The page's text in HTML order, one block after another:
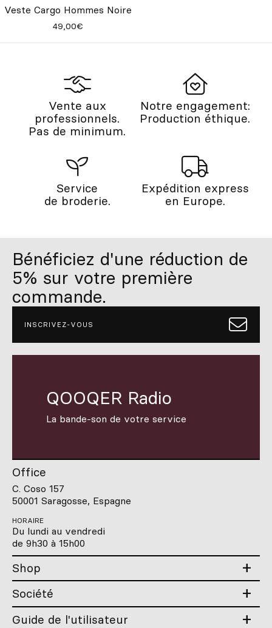
Veste Cargo Hommes Noire
49,00€
Vente aux
professionnels.
Pas de minimum.
Notre engagement:
Production éthique.
Service
de broderie.
Expédition express
en Europe.
Bénéficiez d'une réduction de
5% sur votre première
commande.
INSCRIVEZ-VOUS
QOOQER Radio
La bande-son de votre service
Office
C. Coso 157
50001 Saragosse, Espagne
HORAIRE
Du lundi au vendredi
de 9h30 à 15h00
Shop
Société
Guide de l'utilisateur